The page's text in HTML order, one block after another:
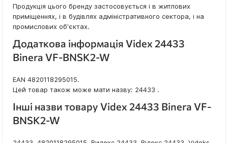
Продукція цього бренду застосовується і в житлових
приміщеннях, і в будівлях адміністративного сектора, і на
промислових об'єктах.
Додаткова інформація Videx 24433
Binera VF-BNSK2-W
EAN 4820118295015.
Цей товар також може мати назву: 24433 .
Інші назви товару Videx 24433 Binera VF-
BNSK2-W